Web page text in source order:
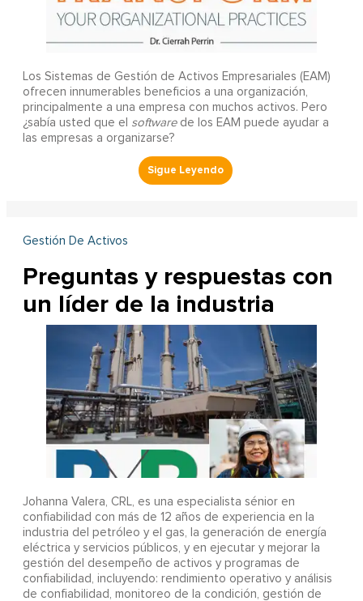
Los Sistemas de Gestión de Activos Empresariales (EAM)
ofrecen innumerables beneficios a una organización,
principalmente a una empresa con muchos activos. Pero
¿sabía usted que el softwarede los EAM puede ayudar a
las empresas a organizarse?
Gestión De Activos
Preguntas y respuestas con
un líder de la industria
Johanna Valera, CRL, es una especialista sénior en
confiabilidad con más de 12 años de experiencia en la
industria del petróleo y el gas, la generación de energía
eléctrica y servicios públicos, y en ejecutar y mejorar la
gestión del desempeño de activos y programas de
confiabilidad, incluyendo: rendimiento operativo y análisis
de confiabilidad, monitoreo de la condición, gestión de